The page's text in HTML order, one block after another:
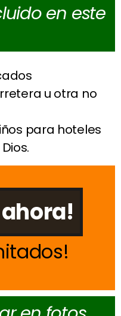
en este
u otra no
para hoteles
ahora!